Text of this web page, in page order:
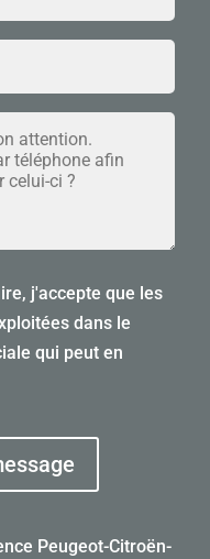
j'accepte que les
dans le
qui peut en
Peugeot-Citroën-